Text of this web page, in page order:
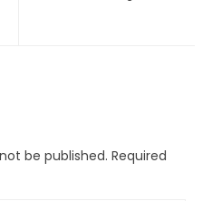
be published. Required